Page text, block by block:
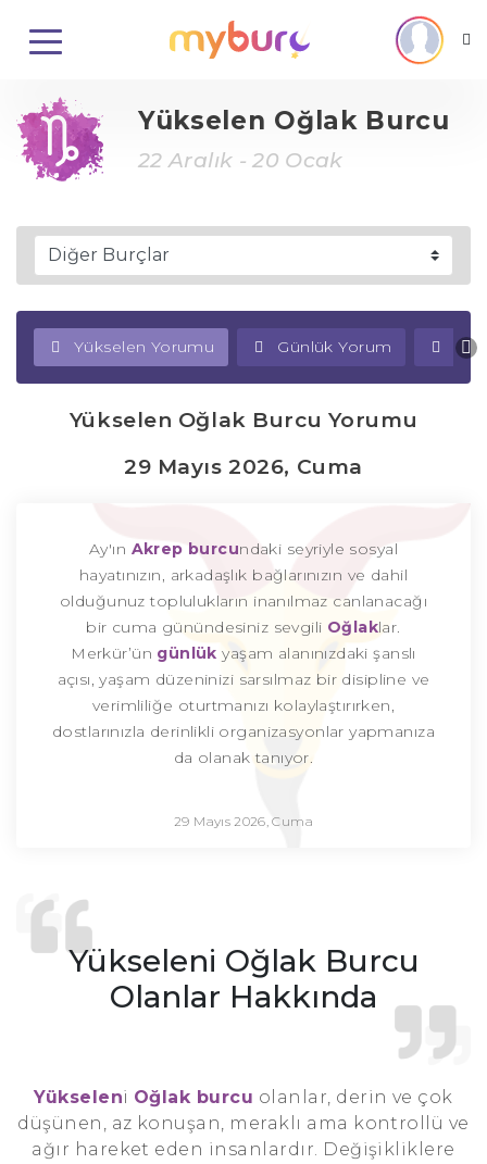
Yükselen Oğlak Burcu
22 Aralık - 20 Ocak
Yükselen Yorumu Günlük Yorum
Yükselen Oğlak Burcu Yorumu
29 Mayıs 2026, Cuma
Ay'ın Akrep burcundaki seyriyle sosyal
hayatınızın, arkadaşlık bağlarınızın ve dahil
olduğunuz toplulukların inanılmaz canlanacağı
bir cuma günündesiniz sevgili Oğlaklar.
Merkür’ün günlük yaşam alanınızdaki şanslı
açısı, yaşam düzeninizi sarsılmaz bir disipline ve
verimliliğe oturtmanızı kolaylaştırırken,
dostlarınızla derinlikli organizasyonlar yapmanıza
da olanak tanıyor.
29 Mayıs 2026, Cuma
Yükseleni Oğlak Burcu
Olanlar Hakkında
Yükseleni Oğlak burcu olanlar, derin ve çok
düşünen, az konuşan, meraklı ama kontrollü ve
ağır hareket eden insanlardır. Değişikliklere